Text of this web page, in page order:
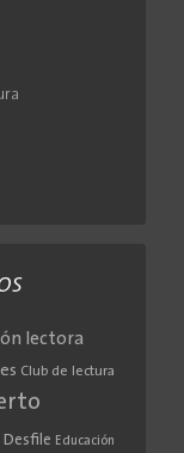
lectora
Club de lectura
Desfile Educación